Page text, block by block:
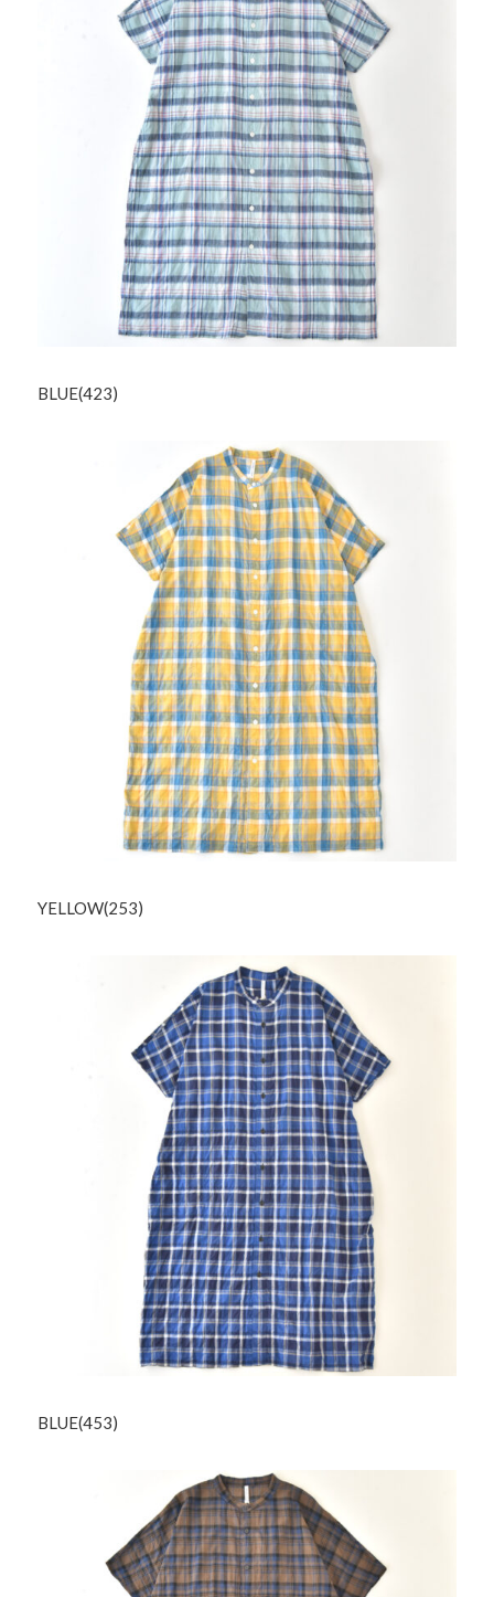
BLUE(423)
YELLOW(253)
BLUE(453)